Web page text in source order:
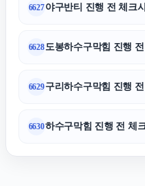
6627야구반티 진행 전 체크
6628도봉하수구막힘 진행
6629구리하수구막힘 진행
6630하수구막힘 진행 전 체